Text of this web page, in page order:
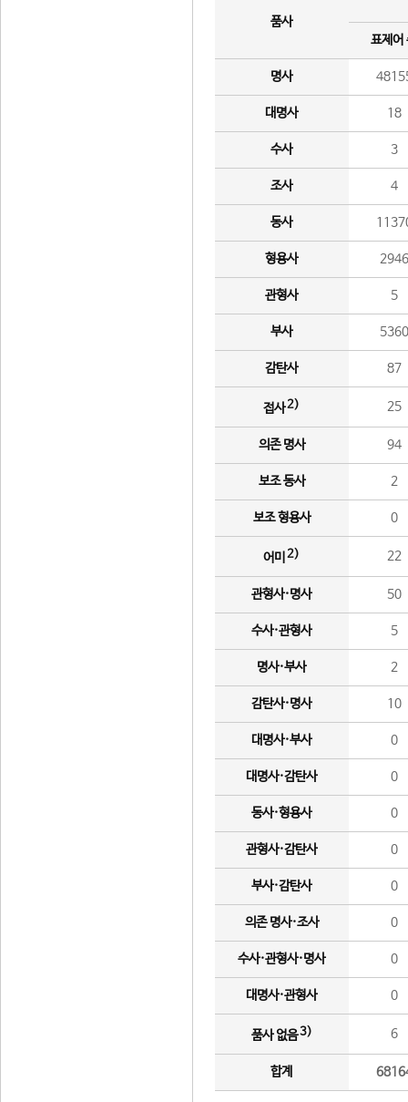
품사
표제어
명사
대명사 18
수사 3
조사 4
동사
형용사 2946
관형사 5
부사 5360
감탄사 87
접사2) 25
의존 명사 94
보조 동사 2
보조 형용사 0
어미 2) 22
관형사·명사 50
수사·관형사 5
명사·부사 2
감탄사·명사 10
대명사·부사 0
대명사·감탄사 0
동사·형용사 0
관형사·감탄사 0
부사·감탄사 0
의존 명사·조사 0
수사·관형사·명사 0
대명사·관형사 0
품사 없음3) 6
합계